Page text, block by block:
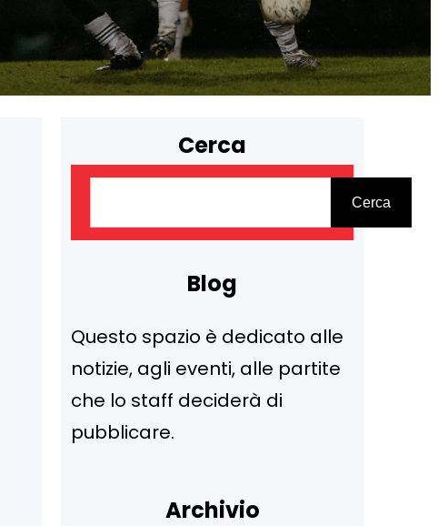
Cerca
r
Cerca
Blog
Questo spazio è dedicato alle
notizie, agli eventi, alle partite
che lo staff deciderà di
pubblicare.
Archivio